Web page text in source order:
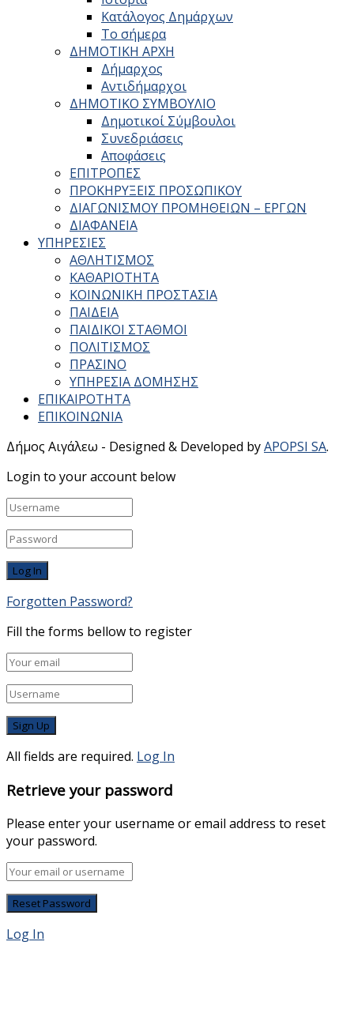
Κατάλογος Δημάρχων
Το σήμερα
ΔΗΜΟΤΙΚΗ ΑΡΧΗ
Δήμαρχος
Αντιδήμαρχοι
ΔΗΜΟΤΙΚΟ ΣΥΜΒΟΥΛΙΟ
Δημοτικοί Σύμβουλοι
Συνεδριάσεις
Αποφάσεις
ΕΠΙΤΡΟΠΕΣ
ΠΡΟΚΗΡΥΞΕΙΣ ΠΡΟΣΩΠΙΚΟΥ
ΔΙΑΓΩΝΙΣΜΟΥ ΠΡΟΜΗΘΕΙΩΝ – ΕΡΓΩΝ
ΔΙΑΦΑΝΕΙΑ
ΥΠΗΡΕΣΙΕΣ
ΑΘΛΗΤΙΣΜΟΣ
ΚΑΘΑΡΙΟΤΗΤΑ
ΚΟΙΝΩΝΙΚΗ ΠΡΟΣΤΑΣΙΑ
ΠΑΙΔΕΙΑ
ΠΑΙΔΙΚΟΙ ΣΤΑΘΜΟΙ
ΠΟΛΙΤΙΣΜΟΣ
ΠΡΑΣΙΝΟ
ΥΠΗΡΕΣΙΑ ΔΟΜΗΣΗΣ
ΕΠΙΚΑΙΡΟΤΗΤΑ
ΕΠΙΚΟΙΝΩΝΙΑ
Δήμος Αιγάλεω - Designed & Developed byAPOPSI SA.
Login to your account below
Forgotten Password?
Fill the forms bellow to register
All fields are required. Log In
Retrieve your password
Please enter your username or email address to reset
your password.
Log In